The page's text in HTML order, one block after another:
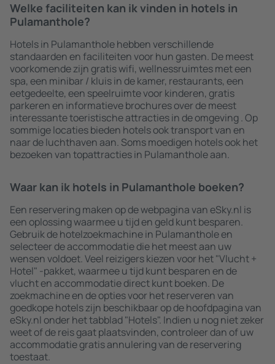
Welke faciliteiten kan ik vinden in hotels in
Pulamanthole?
Hotels in Pulamanthole hebben verschillende
standaarden en faciliteiten voor hun gasten. De meest
voorkomende zijn gratis wifi, wellnessruimtes met een
spa, een minibar / kluis in de kamer, restaurants, een
eetgedeelte, een speelruimte voor kinderen, gratis
parkeren en informatieve brochures over de meest
interessante toeristische attracties in de omgeving . Op
sommige locaties bieden hotels ook transport van en
naar de luchthaven aan. Soms moedigen hotels ook het
bezoeken van topattracties in Pulamanthole aan.
Waar kan ik hotels in Pulamanthole boeken?
Een reservering maken op de webpagina van eSky.nl is
een oplossing waarmee u tijd en geld kunt besparen.
Gebruik de hotelzoekmachine in Pulamanthole en
selecteer de accommodatie die het meest aan uw
wensen voldoet. Veel reizigers kiezen voor het "Vlucht +
Hotel" -pakket, waarmee u tijd kunt besparen en de
vlucht en accommodatie direct kunt boeken. De
zoekmachine en de opties voor het reserveren van
goedkope hotels zijn beschikbaar op de hoofdpagina van
eSky.nl onder het tabblad "Hotels". Indien u nog niet zeker
weet of de reis gaat plaatsvinden, controleer dan of uw
accommodatie gratis annulering van de reservering
toestaat.